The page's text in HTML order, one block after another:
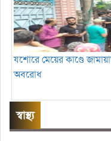
যশোরে মেয়ের কাণ্ডে
অবরোধ
স্বাস্থ্য